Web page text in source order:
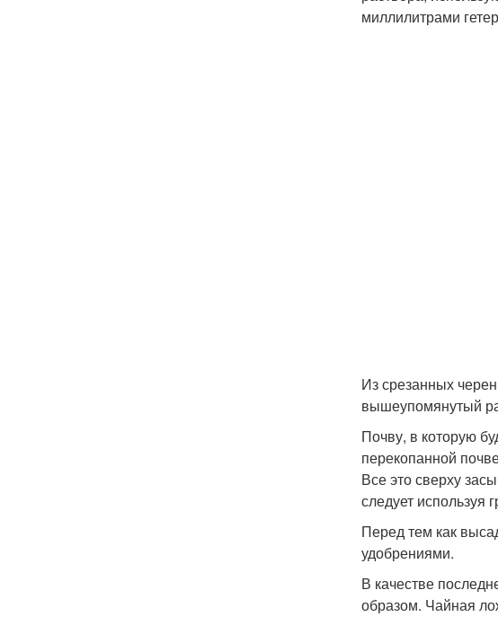
миллилитрами
Из срезанных
вышеупомянутый
Почву, в которую
перекопанной
Все это сверху
следует используя
Перед тем как
удобрениями.
В качестве
образом. Чайная